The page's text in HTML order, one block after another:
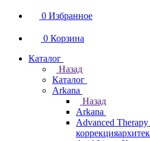
0 Избранное
0 Корзина
Каталог
Назад
Каталог
Arkana
Назад
Arkana
Advanced